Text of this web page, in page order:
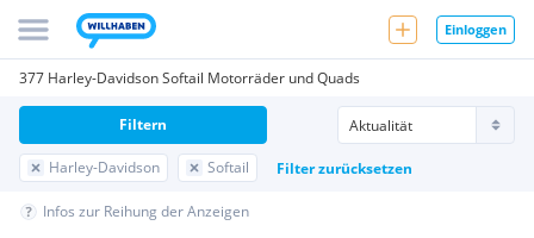
Einloggen
377 Harley-Davidson Softail Motorräder und Quads
Harley-Davidson Softail Filter zurücksetzen
Filtern
Infos zur Reihung der Anzeigen